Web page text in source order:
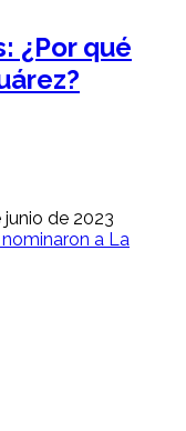
¿Por qué
junio de 2023